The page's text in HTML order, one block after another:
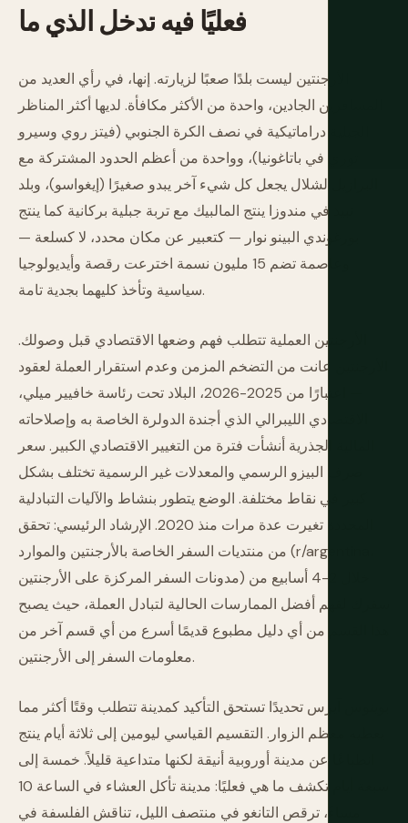
ماالذي تدخلفيه فعليًا
الأرجنتين ليست بلدًا صعبًا لزيارته. إنها، في رأي العديد من
المسافرين الجادين، واحدة من الأكثر مكافأة. لديها أكثر المناظر
الجبلية دراماتيكية في نصف الكرة الجنوبي (فيتز روي وسيرو
توري في باتاغونيا)، وواحدة من أعظم الحدود المشتركة مع
البرازيل لشلال يجعل كل شيء آخر يبدو صغيرًا (إيغواسو)، وبلد
نبيذ في مندوزا ينتج المالبيك مع تربة جبلية بركانية كما ينتج
بورغوندي البينو نوار — كتعبير عن مكان محدد، لا كسلعة —
وعاصمة تضم 15 مليون نسمة اخترعت رقصة وأيديولوجيا
سياسية وتأخذ كليهما بجدية تامة.
الأرجنتين العملية تتطلب فهم وضعها الاقتصادي قبل وصولك.
الأرجنتين عانت من التضخم المزمن وعدم استقرار العملة لعقود
— اعتبارًا من 2025-2026، البلاد تحت رئاسة خافيير ميلي،
الاقتصادي الليبرالي الذي أجندة الدولرة الخاصة به وإصلاحاته
المالية الجذرية أنشأت فترة من التغيير الاقتصادي الكبير. سعر
صرف البيزو الرسمي والمعدلات غير الرسمية تختلف بشكل
كبير في نقاط مختلفة. الوضع يتطور بنشاط والآليات التبادلية
المحددة تغيرت عدة مرات منذ 2020. الإرشاد الرئيسي: تحقق
من منتديات السفر الخاصة بالأرجنتين والموارد (r/argentina،
مدونات السفر المركزة على الأرجنتين) خلال 2-4 أسابيع من
سفرك لفهم أفضل الممارسات الحالية لتبادل العملة، حيث يصبح
هذا القسم من أي دليل مطبوع قديمًا أسرع من أي قسم آخر من
معلومات السفر إلى الأرجنتين.
بوينوس آيرس تحديدًا تستحق التأكيد كمدينة تتطلب وقتًا أكثر مما
يعطيه معظم الزوار. التقسيم القياسي ليومين إلى ثلاثة أيام ينتج
انطباعًا عن مدينة أوروبية أنيقة لكنها متداعية قليلاً. خمسة إلى
سبعة أيام تكشف ما هي فعليًا: مدينة تأكل العشاء في الساعة 10
مساءً، ترقص التانغو في منتصف الليل، تناقش الفلسفة في